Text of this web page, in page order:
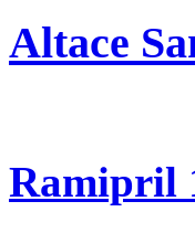
Altace
Ramipril